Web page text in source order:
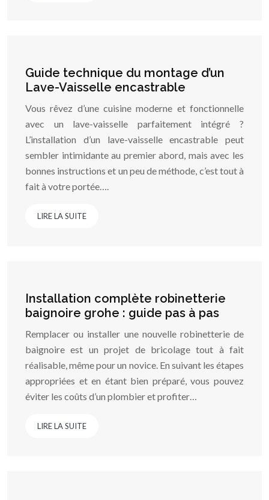
Guide technique du montage d’un
Lave-Vaisselle encastrable
Vous rêvez d’une cuisine moderne et fonctionnelle
avec un lave-vaisselle parfaitement intégré ?
L’installation d’un lave-vaisselle encastrable peut
sembler intimidante au premier abord, mais avec les
bonnes instructions et un peu de méthode, c’est tout à
fait à votre portée….
LIRE LA SUITE
Installation complète robinetterie
baignoire grohe : guide pas à pas
Remplacer ou installer une nouvelle robinetterie de
baignoire est un projet de bricolage tout à fait
réalisable, même pour un novice. En suivant les étapes
appropriées et en étant bien préparé, vous pouvez
éviter les coûts d’un plombier et profiter…
LIRE LA SUITE